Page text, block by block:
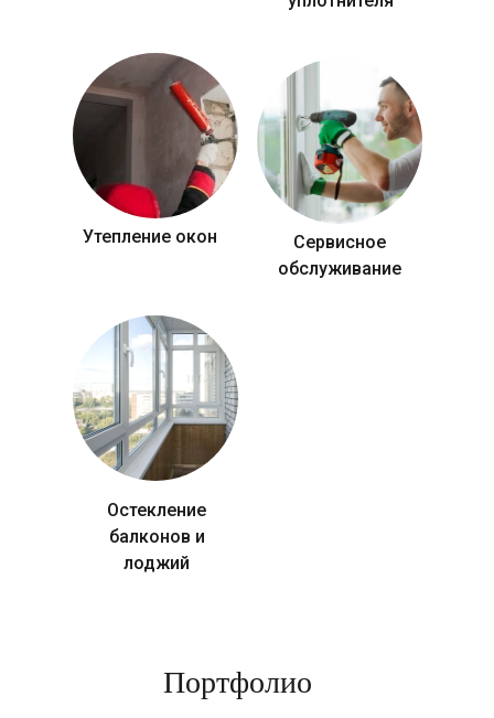
Утепление окон
Сервисное
обслуживание
Остекление
балконов и
лоджий
Портфолио